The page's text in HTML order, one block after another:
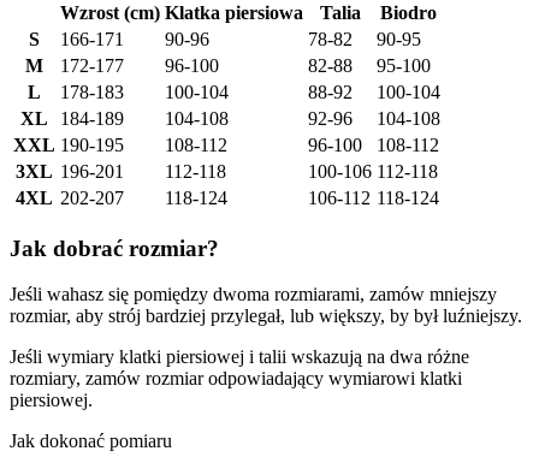
Wzrost (cm) Klatka piersiowa Talia
Biodro
S
166-171 90-96 78-82
90-95
M
172-177 96-100 82-88
95-100
L
178-183 100-104 88-92
100-104
XL
184-189 104-108 92-96
104-108
XXL 190-195 108-112 96-100
108-112
3XL 196-201 112-118 100-106 112-118
4XL 202-207 118-124 106-112 118-124
Jak dobrać rozmiar?
Jeśli wahasz się pomiędzy dwoma rozmiarami, zamów mniejszy
rozmiar, aby strój bardziej przylegał, lub większy, by był luźniejszy.
Jeśli wymiary klatki piersiowej i talii wskazują na dwa różne
rozmiary, zamów rozmiar odpowiadający wymiarowi klatki
piersiowej.
Jak dokonać pomiaru